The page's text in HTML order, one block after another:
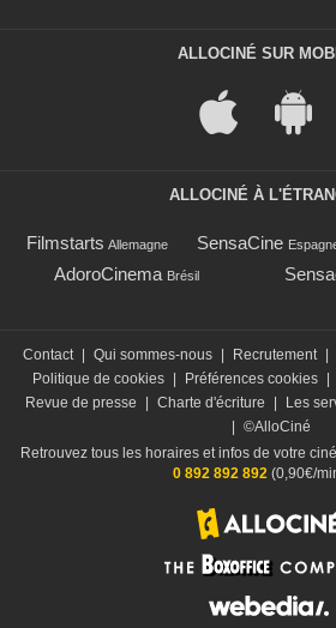
ALLOCINÉ SUR
ALLOCINÉ À
Filmstarts Allemagne SensaCine
AdoroCinema Brésil
Contact Qui sommes-nous Recrutement
Politique de cookies
Préférences cookies
Revue de presse
Charte d'écriture Les
©AlloCiné
Retrouvez tous les horaires et infos de votre
0 892 892 892(0,90€/